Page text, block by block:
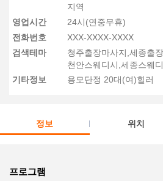
지역
영업시간
24시(연중무휴)
전화번호
XXX-XXXX-XXXX
검색테마
청주출장마사지,세종출
천안스웨디시,세종스웨
출장안마후기,대전둔산
기타정보 용모단정 20대(여)힐러
정보 위치
프로그램